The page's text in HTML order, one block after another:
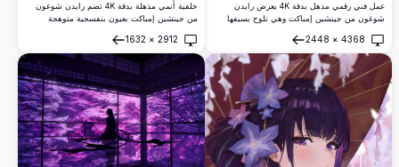
عمل فني رقمي مذهل بدقة 4K يعرض رايدن
شوغون من جينشين إمباكت وهي تلوح بسيفها
الكرز. رسم توضيحي عالي الدقة بأسلوب الأنمي
مثالي لخلفيات سطح المكتب مع لوحة ألوان
بنفسجية ووردية نابضة بالحياة تخلق جو معركة
ملحمية.
4368
×
2448
فتح
خلفية أنمي مذهلة بدقة 4K تضم رايدن شوغون
من جينشين إمباكت بعيون بنفسجية متوهجة
يعرض أرشون الكهرباء في جو مظلم ساحر مع
إضاءة أثيرية وعناصر بصرية ديناميكية.
2912
×
1632
فتح